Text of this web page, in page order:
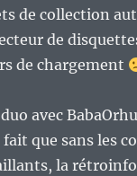
de collection
de
de chargement
avec
que sans les
la